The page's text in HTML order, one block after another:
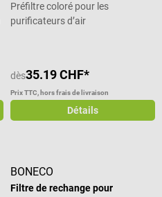
Préfiltre coloré pour les
purificateurs d’air
dès35.19 CHF*
Prix TTC, hors frais de livraison
Détails
BONECO
Filtre de rechange pour